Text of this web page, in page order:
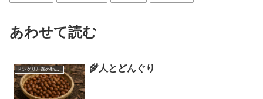
あわせて読む
ドングリと森の動物たち 🌾人とどんぐり